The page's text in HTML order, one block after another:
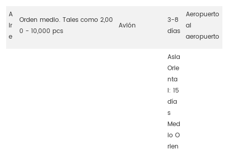
A
ir
e
Orden medio. Tales como 2,00
0 - 10,000 pcs
Avión
3-8
días
Aeropuerto
al
aeropuerto
Asia
Orie
nta
l: 15
día
s
Med
io O
rien